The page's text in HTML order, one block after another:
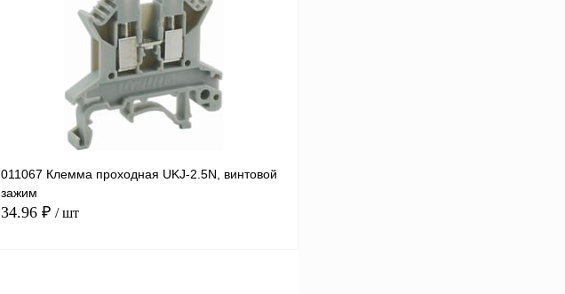
Купить в 1 клик Сравнение
Под заказ
011067 Клемма проходная UKJ-2.5N, винтовой
зажим
34.96 ₽ / шт